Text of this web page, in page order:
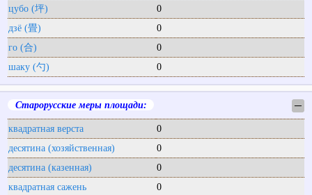
цубо (坪)
0
дзё (畳)
0
го (合)
0
шаку (勺)
0
Старорусские меры площади: ─
квадратная верста
0
десятина (хозяйственная)
0
десятина (казенная)
0
квадратная сажень
0